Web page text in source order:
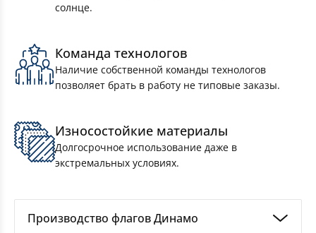
Комплект Флагов Московской области
90×135см 10 штук
солнце.
Команда технологов
Наличие собственной команды технологов
позволяет брать в работу не типовые заказы.
Износостойкие материалы
Долгосрочное использование даже в
экстремальных условиях.
Производство флагов Динамо